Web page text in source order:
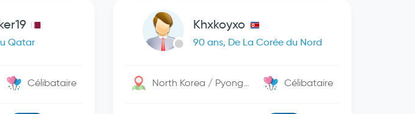
Qatar
Célibataire
Khxkoyxo
90 ans, De La Corée du Nord
North Korea / PyongYang Célibataire